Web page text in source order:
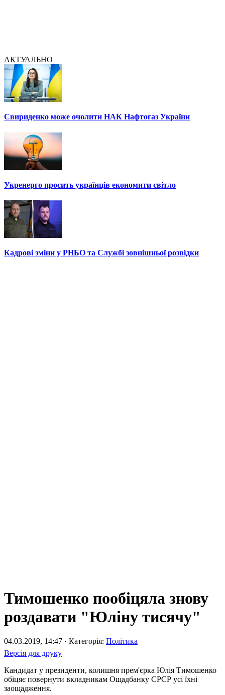
АКТУАЛЬНО
Свириденко може очолити НАК Нафтогаз України
Укренерго просить українців економити світло
Кадрові зміни у РНБО та Службі зовнішньої розвідки
Тимошенко пообіцяла знову
роздавати "Юліну тисячу"
04.03.2019, 14:47 · Категорія: Політика
Версія для друку
Кандидат у президенти, колишня прем'єрка Юлія Тимошенко
обіцяє повернути вкладникам Ощадбанку СРСР усі їхні
заощадження.